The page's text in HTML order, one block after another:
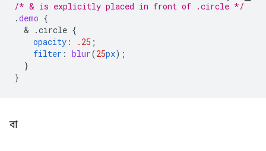
/* & is explicitly placed in front of .circle */
.demo {
  &
.circle {
opacity : .25 ;
filter : blur(25px);
}
}
বা